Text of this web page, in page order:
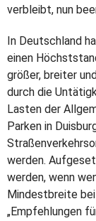
verbleibt, nun
In Deutschland
einen
größer, breiter
durch die
Lasten der
Parken in
werden.
werden, wenn
Mindestbreite bei
„Empfehlungen